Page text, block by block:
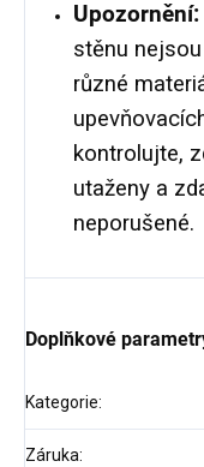
Upozornění:
stěnu
různé
kontrolujte,
utaženy a
neporušené.
Doplňkové
Kategorie:
Záruka: